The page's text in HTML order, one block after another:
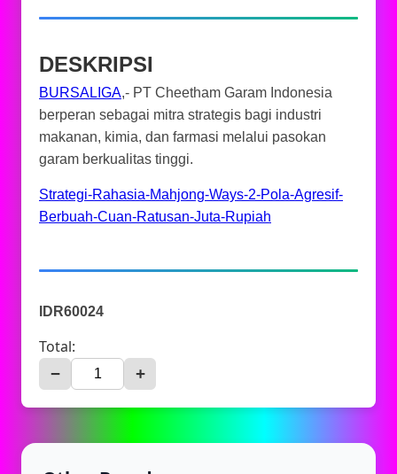
DESKRIPSI
BURSALIGA,- PT Cheetham Garam Indonesia
berperan sebagai mitra strategis bagi industri
makanan, kimia, dan farmasi melalui pasokan
garam berkualitas tinggi.
Strategi-Rahasia-Mahjong-Ways-2-Pola-Agresif-
Berbuah-Cuan-Ratusan-Juta-Rupiah
IDR60024
Total:
− +